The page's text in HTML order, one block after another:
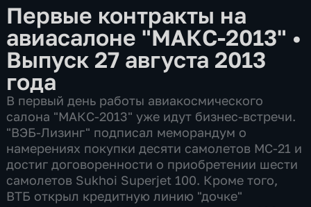
Первые контракты на
авиасалоне "МАКС-2013" •
Выпуск 27 августа 2013
года
В первый день работы авиакосмического
салона "МАКС-2013" уже идут бизнес-встречи.
"ВЭБ-Лизинг" подписал меморандум о
намерениях покупки десяти самолетов МС-21 и
достиг договоренности о приобретении шести
самолетов Sukhoi Superjet 100. Кроме того,
ВТБ открыл кредитную линию "дочке"